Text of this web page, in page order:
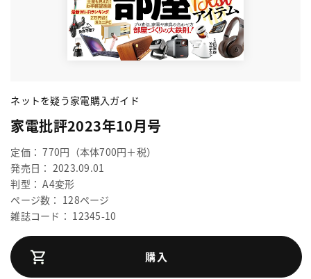
ネットを疑う家電購入ガイド
家電批評2023年10月号
定価： 770円（本体700円＋税）
発売日： 2023.09.01
判型： A4変形
ページ数： 128ページ
雑誌コード： 12345-10
購入